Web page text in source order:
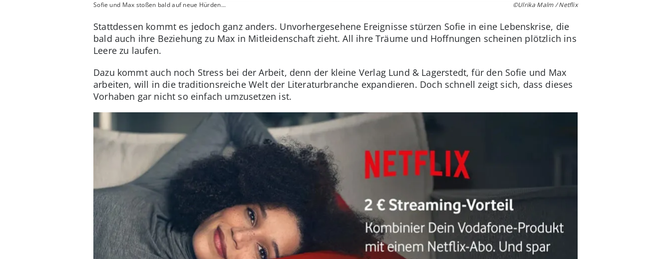
Sofie und Max stoßen bald auf neue Hürden... ©Ulrika Malm / Netflix
Stattdessen kommt es jedoch ganz anders. Unvorhergesehene Ereignisse stürzen Sofie in eine Lebenskrise, die
bald auch ihre Beziehung zu Max in Mitleidenschaft zieht. All ihre Träume und Hoffnungen scheinen plötzlich ins
Leere zu laufen.
Dazu kommt auch noch Stress bei der Arbeit, denn der kleine Verlag Lund & Lagerstedt, für den Sofie und Max
arbeiten, will in die traditionsreiche Welt der Literaturbranche expandieren. Doch schnell zeigt sich, dass dieses
Vorhaben gar nicht so einfach umzusetzen ist.